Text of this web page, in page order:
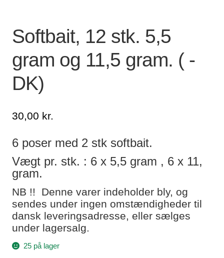
Min Konto
Glemt adgangskode
Softbait, 12 stk. 5,5
gram og 11,5 gram. ( -
DK)
30,00 kr.
6 poser med 2 stk softbait.
Vægt pr. stk. : 6 x 5,5 gram , 6 x 11,
gram.
NB !! Denne varer indeholder bly, og
sendes under ingen omstændigheder til
dansk leveringsadresse, eller sælges
under lagersalg.
25 på lager